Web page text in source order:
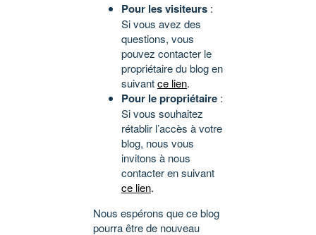
Pour les visiteurs :
Si vous avez des
questions, vous
pouvez contacter le
propriétaire du blog en
suivantce lien.
Pour le propriétaire :
Si vous souhaitez
rétablir l’accès à votre
blog, nous vous
invitons à nous
contacter en suivant
ce lien.
Nous espérons que ce blog
pourra être de nouveau